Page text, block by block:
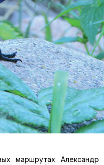
маршрутах Александр